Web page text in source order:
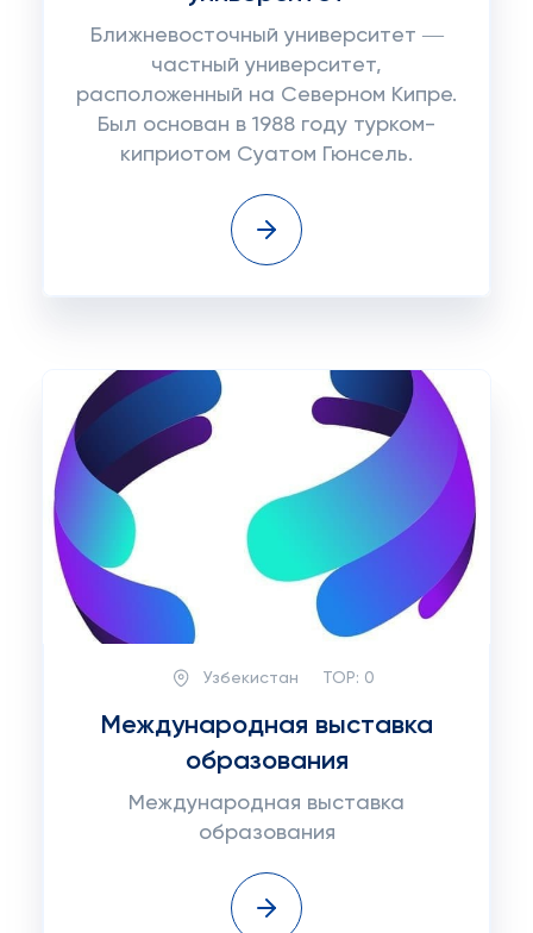
Ближневосточный университет ―
частный университет,
расположенный на Северном Кипре.
Был основан в 1988 году турком-
киприотом Суатом Гюнсель.
Узбекистан TOP: 0
Международная выставка
образования
Международная выставка
образования